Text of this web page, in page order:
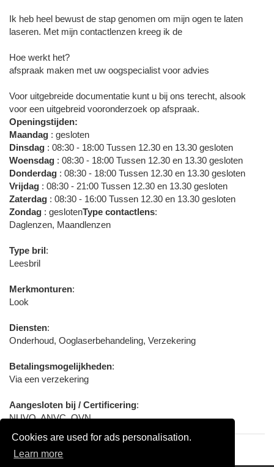
Cookies are used for ads personalisation.
Learn more
Ik heb heel bewust de stap genomen om mijn ogen te laten
laseren. Met mijn contactlenzen kreeg ik de
Hoe werkt het?
afspraak maken met uw oogspecialist voor advies
Voor uitgebreide documentatie kunt u bij ons terecht, alsook
voor een uitgebreid vooronderzoek op afspraak.
Openingstijden:
Maandag : gesloten
Dinsdag : 08:30 - 18:00 Tussen 12.30 en 13.30 gesloten
Woensdag : 08:30 - 18:00 Tussen 12.30 en 13.30 gesloten
Donderdag : 08:30 - 18:00 Tussen 12.30 en 13.30 gesloten
Vrijdag : 08:30 - 21:00 Tussen 12.30 en 13.30 gesloten
Zaterdag : 08:30 - 16:00 Tussen 12.30 en 13.30 gesloten
Zondag : geslotenType contactlens:
Daglenzen, Maandlenzen
Type bril:
Leesbril
Merkmonturen:
Look
Diensten:
Onderhoud, Ooglaserbehandeling, Verzekering
Betalingsmogelijkheden:
Via een verzekering
Aangesloten bij / Certificering:
NUVO, ANVC, OVN